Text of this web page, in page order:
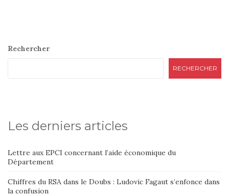
Rechercher
RECHERCHER
Les derniers articles
Lettre aux EPCI concernant l’aide économique du
Département
Chiffres du RSA dans le Doubs : Ludovic Fagaut s’enfonce dans
la confusion